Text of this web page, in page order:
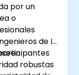
por un
o
de IA
robustas